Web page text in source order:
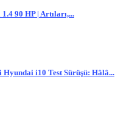
90 HP | Artıları,...
Hyundai i10 Test Sürüşü: Hâlâ...